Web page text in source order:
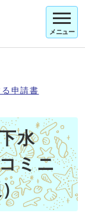
メニュー
る申請書
水
ミニ